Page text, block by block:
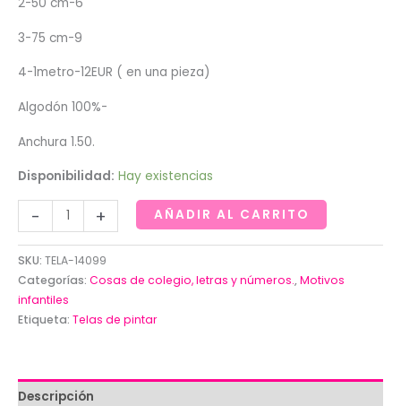
3-75 cm-9
4-1metro-12EUR ( en una pieza)
Algodón 100%-
Anchura 1.50.
Disponibilidad: Hay existencias
-
para
pintar
de
monstruos
y
+ AÑADIR AL CARRITO
SKU: TELA-14099
Categorías: Cosas de colegio, letras y números.,Motivos
infantiles
Etiqueta: Telas de pintar
Descripción